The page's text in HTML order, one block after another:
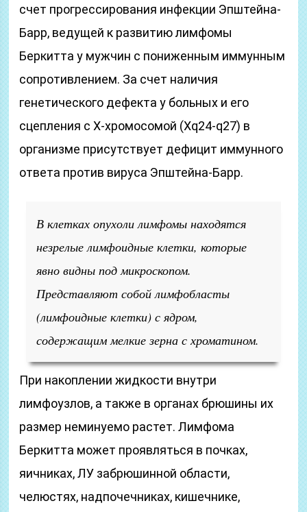
счет прогрессирования инфекции Эпштейна-
Барр, ведущей к развитию лимфомы
Беркитта у мужчин с пониженным иммунным
сопротивлением. За счет наличия
генетического дефекта у больных и его
сцепления с Х-хромосомой (Xq24-q27) в
организме присутствует дефицит иммунного
ответа против вируса Эпштейна-Барр.
В клетках опухоли лимфомы находятся
незрелые лимфоидные клетки, которые
явно видны под микроскопом.
Представляют собой лимфобласты
(лимфоидные клетки) с ядром,
содержащим мелкие зерна с хроматином.
При накоплении жидкости внутри
лимфоузлов, а также в органах брюшины их
размер неминуемо растет. Лимфома
Беркитта может проявляться в почках,
яичниках, ЛУ забрюшинной области,
челюстях, надпочечниках, кишечнике,